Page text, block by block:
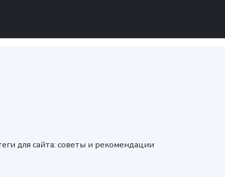
для сайта: советы и рекомендации